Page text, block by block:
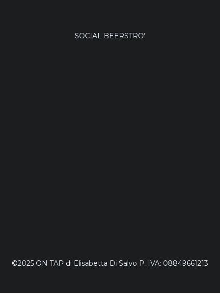
SOCIAL BEERSTRO’
©2025 ON TAP di Elisabetta Di Salvo P. IVA: 08849661213